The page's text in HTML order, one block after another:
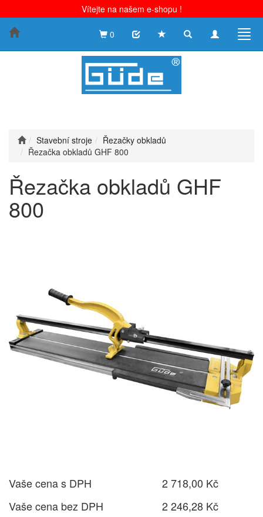
Vítejte na našem e-shopu !
Toggle
Toggle
0
Stavební stroje
Řezačky obkladů
Řezačka obkladů GHF 800
Řezačka obkladů GHF
800
Vaše cena s DPH
2 718,00 Kč
Vaše cena bez DPH
2 246,28 Kč